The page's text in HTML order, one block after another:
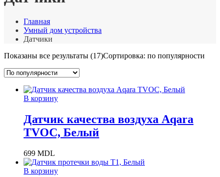
Главная
Умный дом устройства
Датчики
Показаны все результаты (17)Сортировка: по популярности
В корзину
Датчик качества воздуха Aqara
TVOC, Белый
699 MDL
В корзину